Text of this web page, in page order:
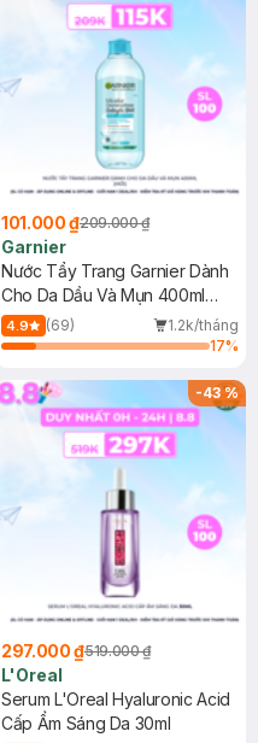
101.000 ₫209.000 ₫
Garnier
Nước Tẩy Trang Garnier Dành
Cho Da Dầu Và Mụn 400ml
(Mới)
4.9 (69)
1.2k/tháng
17%
-43%
297.000 ₫519.000 ₫
L'Oreal
Serum L'Oreal Hyaluronic Acid
Cấp Ẩm Sáng Da 30ml